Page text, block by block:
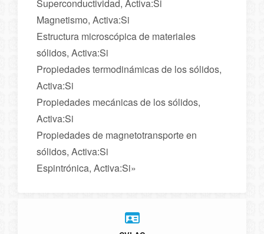
Superconductividad, Activa:Si
Magnetismo, Activa:Si
Estructura microscópica de materiales
sólidos, Activa:Si
Propiedades termodinámicas de los sólidos,
Activa:Si
Propiedades mecánicas de los sólidos,
Activa:Si
Propiedades de magnetotransporte en
sólidos, Activa:Si
Espintrónica, Activa:Si»